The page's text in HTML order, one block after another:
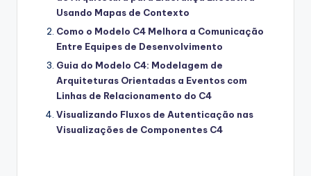
Usando Mapas de Contexto
Como o Modelo C4 Melhora a Comunicação
Entre Equipes de Desenvolvimento
Guia do Modelo C4: Modelagem de
Arquiteturas Orientadas a Eventos com
Linhas de Relacionamento do C4
Visualizando Fluxos de Autenticação nas
Visualizações de Componentes C4